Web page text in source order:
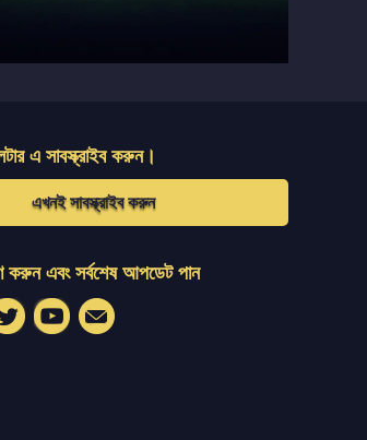
এ সাবস্ক্রাইব করুন।
এখনই সাবস্ক্রাইব করুন
এবং সর্বশেষ আপডেট পান